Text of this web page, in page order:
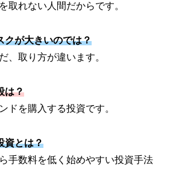
取れない人間だからです。
クが大きいのでは？
、取り方が違います。
は？
ドを購入する投資です。
資とは？
手数料を低く始めやすい投資手法